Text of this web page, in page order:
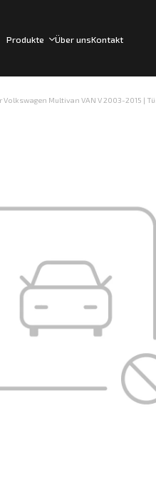
Produkte Über unsKontakt
Multivan VAN V 2003-2015 |